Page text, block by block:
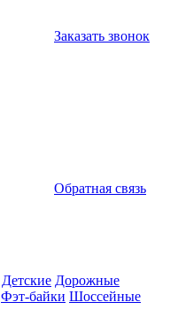
Заказать звонок
Обратная связь
Детские Дорожные
Фэт-байки Шоссейные